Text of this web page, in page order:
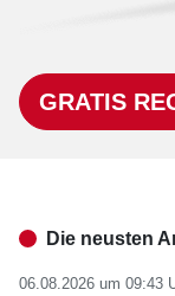
GRATIS
Die neusten
06.08.2026 um 09:43